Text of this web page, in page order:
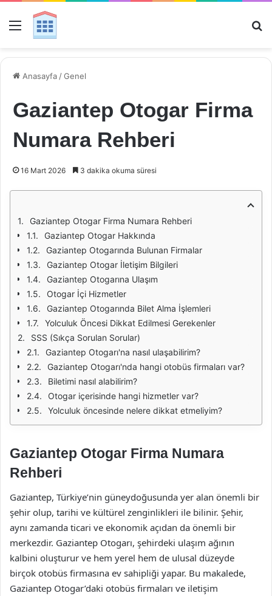
Menü
Anasayfa /Genel
Gaziantep Otogar Firma
Numara Rehberi
16 Mart 2026 3 dakika okuma süresi
Gaziantep Otogar Firma Numara Rehberi
Gaziantep Otogar Hakkında
Gaziantep Otogarında Bulunan Firmalar
Gaziantep Otogar İletişim Bilgileri
Gaziantep Otogarına Ulaşım
Otogar İçi Hizmetler
Gaziantep Otogarında Bilet Alma İşlemleri
Yolculuk Öncesi Dikkat Edilmesi Gerekenler
SSS (Sıkça Sorulan Sorular)
Gaziantep Otogarı'na nasıl ulaşabilirim?
Gaziantep Otogarı'nda hangi otobüs firmaları var?
Biletimi nasıl alabilirim?
Otogar içerisinde hangi hizmetler var?
Yolculuk öncesinde nelere dikkat etmeliyim?
Gaziantep Otogar Firma Numara
Rehberi
Gaziantep, Türkiye’nin güneydoğusunda yer alan önemli bir
şehir olup, tarihi ve kültürel zenginlikleri ile bilinir. Şehir,
aynı zamanda ticari ve ekonomik açıdan da önemli bir
merkezdir. Gaziantep Otogarı, şehirdeki ulaşım ağının
kalbini oluşturur ve hem yerel hem de ulusal düzeyde
birçok otobüs firmasına ev sahipliği yapar. Bu makalede,
Gaziantep Otogar’daki otobüs firmaları ve iletişim